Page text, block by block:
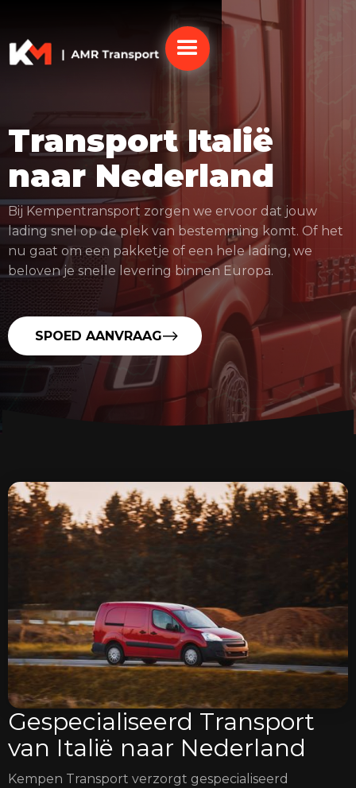
Transport Italië
naar Nederland
Bij Kempentransport zorgen we ervoor dat jouw
lading snel op de plek van bestemming komt. Of het
nu gaat om een pakketje of een hele lading, we
beloven je snelle levering binnen Europa.
SPOED AANVRAAG
Gespecialiseerd Transport
van Italië naar Nederland
Kempen Transport verzorgt gespecialiseerd